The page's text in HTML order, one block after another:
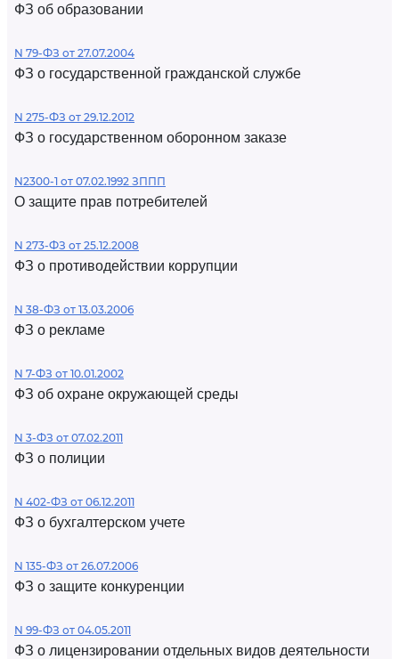
ФЗ об образовании
N 79-ФЗ от 27.07.2004
ФЗ о государственной гражданской службе
N 275-ФЗ от 29.12.2012
ФЗ о государственном оборонном заказе
N2300-1 от 07.02.1992 ЗППП
О защите прав потребителей
N 273-ФЗ от 25.12.2008
ФЗ о противодействии коррупции
N 38-ФЗ от 13.03.2006
ФЗ о рекламе
N 7-ФЗ от 10.01.2002
ФЗ об охране окружающей среды
N 3-ФЗ от 07.02.2011
ФЗ о полиции
N 402-ФЗ от 06.12.2011
ФЗ о бухгалтерском учете
N 135-ФЗ от 26.07.2006
ФЗ о защите конкуренции
N 99-ФЗ от 04.05.2011
ФЗ о лицензировании отдельных видов деятельности